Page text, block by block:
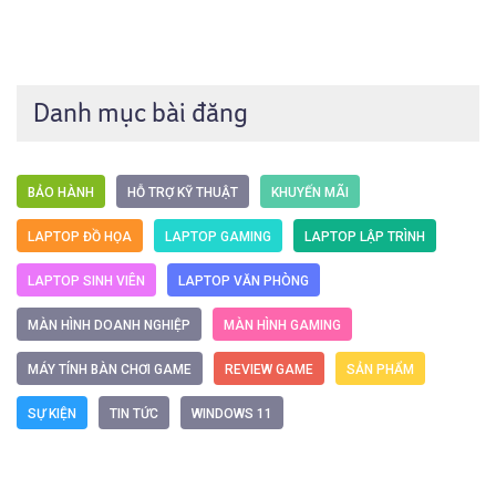
Danh mục bài đăng
BẢO HÀNH HỖ TRỢ KỸ THUẬT KHUYẾN MÃI
LAPTOP ĐỒ HỌA LAPTOP GAMING LAPTOP LẬP TRÌNH
LAPTOP SINH VIÊN LAPTOP VĂN PHÒNG
MÀN HÌNH DOANH NGHIỆP MÀN HÌNH GAMING
MÁY TÍNH BÀN CHƠI GAME REVIEW GAME SẢN PHẨM
SỰ KIỆN TIN TỨC WINDOWS 11